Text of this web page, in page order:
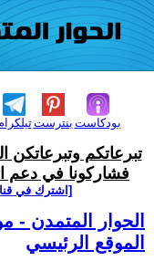
بنترست بودكاست
تبرعاتكم وتبرعاتكن
فشاركونا في دعم
[اشترك في
الحوار المتمدن -
الموقع الرئيسي